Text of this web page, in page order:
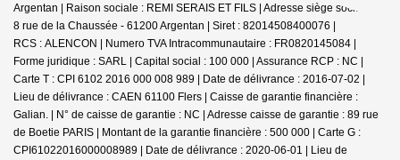
Argentan | Raison sociale : REMI SERAIS ET FILS | Adresse siège social : 6-
8 rue de la Chaussée - 61200 Argentan | Siret : 82014508400076 |
RCS : ALENCON | Numero TVA Intracommunautaire : FR0820145084 |
Forme juridique : SARL | Capital social : 100 000 | Assurance RCP : NC |
Carte T : CPI 6102 2016 000 008 989 | Date de délivrance : 2016-07-02 |
Lieu de délivrance : CAEN 61100 Flers | Caisse de garantie financière :
Galian. | N° de caisse de garantie : NC | Adresse caisse de garantie : 89 rue
de Boetie PARIS | Montant de la garantie financière : 500 000 | Carte G :
CPI61022016000008989 | Date de délivrance : 2020-06-01 | Lieu de